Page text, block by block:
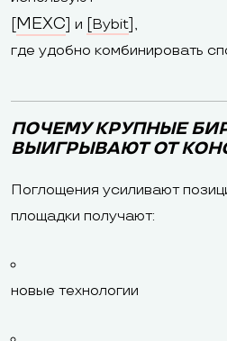
MEXC ] и Bybit ],
где удобно комбинировать
ПОЧЕМУ КРУПНЫЕ
ВЫИГРЫВАЮТ ОТ
Поглощения усиливают
площадки получают:
новые технологии